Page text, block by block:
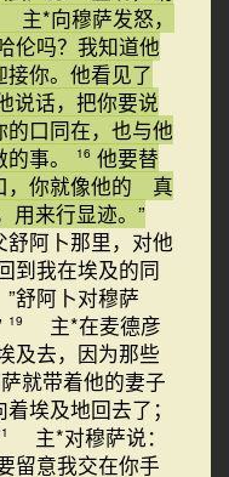
主*向穆萨发怒，
伦吗？我知道他
你。他看见了
说话，把你要说
口同在，也与他
事。
16 他要替
，你就像他的 真
用来行显迹。”
阿卜那里，对他
到我在埃及的同
舒阿卜对穆萨
19
主*在麦德彦
及去，因为那些
就带着他的妻子
埃及地回去了；
主*对穆萨说：
留意我交在你手